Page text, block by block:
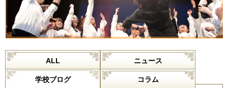
ALL ニュース
学校ブログ コラム